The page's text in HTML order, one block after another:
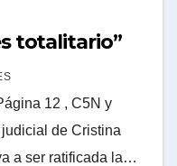
totalitario”
12 , C5N y
de Cristina
a ser ratificada la…